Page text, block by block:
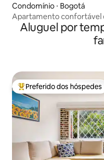
Condomínio ⋅ Bogotá
Apartamento confortável
Aluguel por
Entre os melhores
Preferido dos hóspedes